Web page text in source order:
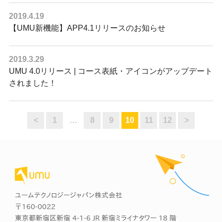
2019.4.19
【UMU新機能】APP4.1リリースのお知らせ
2019.3.29
UMU 4.0リリース | コース表紙・アイコンがアップデート
されました！
< 1 … 8 9 10 11 12 >
ユームテクノロジージャパン株式会社
〒160-0022
東京都新宿区新宿 4-1-6 JR 新宿ミライナタワー 18 階